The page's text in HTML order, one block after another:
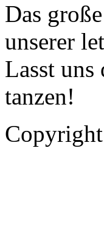
Das
unserer
Lasst uns
tanzen!